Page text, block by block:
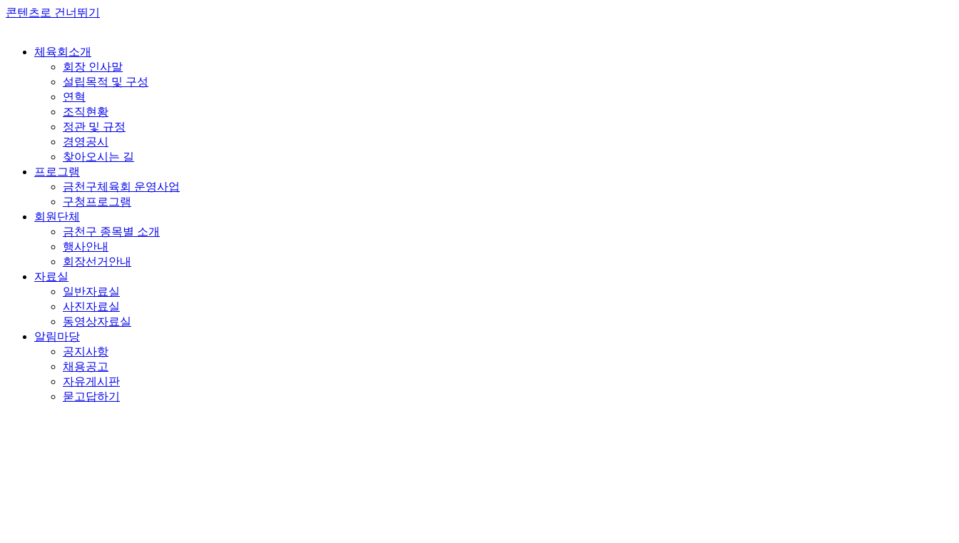
콘텐츠로 건너뛰기
체육회소개
회장 인사말
설립목적 및 구성
연혁
조직현황
정관 및 규정
경영공시
찾아오시는 길
프로그램
금천구체육회 운영사업
구청프로그램
회원단체
금천구 종목별 소개
행사안내
회장선거안내
자료실
일반자료실
사진자료실
동영상자료실
알림마당
공지사항
채용공고
자유게시판
묻고답하기